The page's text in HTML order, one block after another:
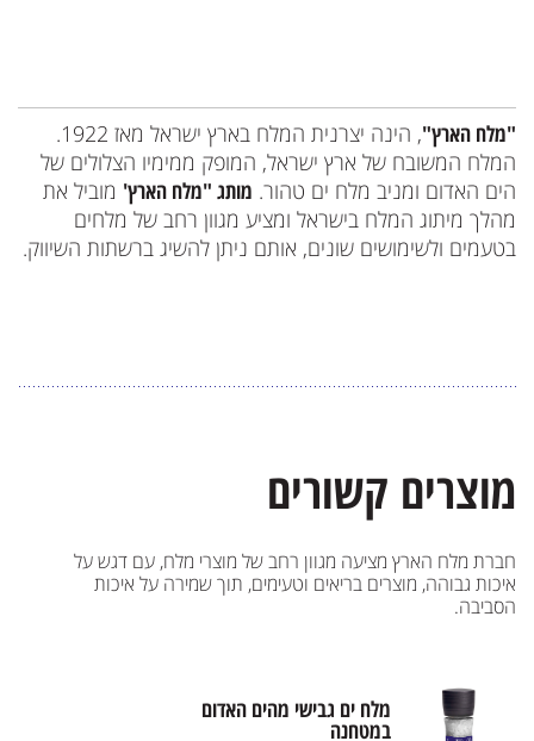
"מלח הארץ"
, הינה יצרנית המלח בארץ ישראל מאז 1922.
המלח המשובח של ארץ ישראל, המופק ממימיו הצלולים של
הים האדום ומניב מלח ים טהור. מותג "מלח הארץ' מוביל את
מהלך מיתוג המלח בישראל ומציע מגוון רחב של מלחים
בטעמים ולשימושים שונים, אותם ניתן להשיג ברשתות השיווק.
מוצרים קשורים
חברת מלח הארץ מציעה מגוון רחב של מוצרי מלח, עם דגש על
איכות גבוהה, מוצרים בריאים וטעימים, תוך שמירה על איכות
הסביבה.
מלח ים גבישי מהים האדום
במטחנה